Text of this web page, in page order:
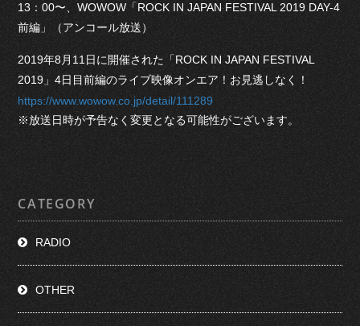
13：00〜、WOWOW「ROCK IN JAPAN FESTIVAL 2019 DAY-4
前編」（アンコール放送）
2019年8月11日に開催された「ROCK IN JAPAN FESTIVAL
2019」4日目前編のライブ映像オンエア！お見逃しなく！
https://www.wowow.co.jp/detail/111289
※放送日時が予告なく変更となる可能性がございます。
CATEGORY
RADIO
OTHER